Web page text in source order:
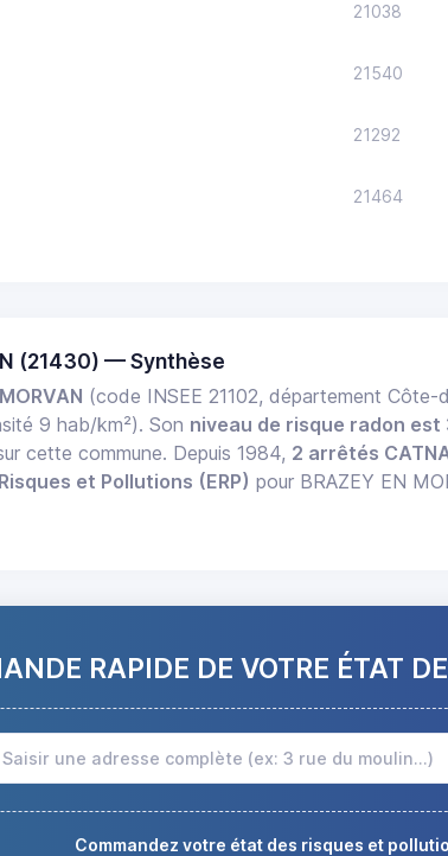
21038
21540
21292
21464
(21430) — Synthèse
(code INSEE 21102, département
9 hab/km²). Son niveau de risque radon est
cette commune. Depuis 1984, 2 arrêtés
et Pollutions (ERP) pour BRAZEY EN
RAPIDE DE VOTRE ÉTAT
Commandez votre état des risques et